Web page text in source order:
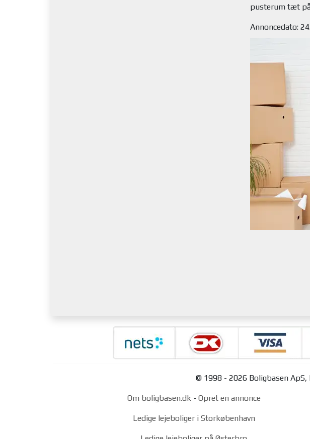
Annoncedato:
© 1998 - 2026 Boligbasen
Om boligbasen.dk - Opret en annonce
Ledige lejeboliger i Storkøbenhavn